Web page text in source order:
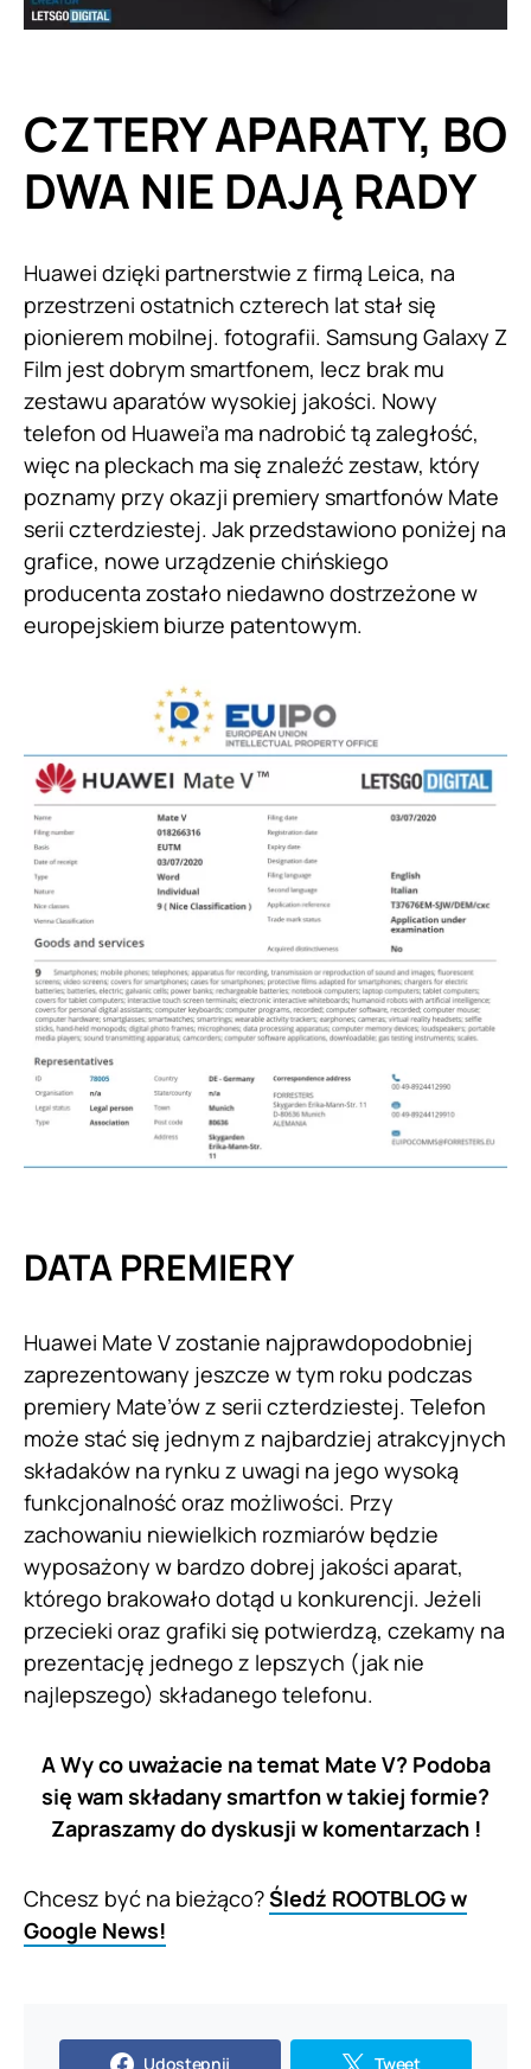
CZTERY APARATY, BO
DWA NIE DAJĄ RADY
Huawei dzięki partnerstwie z firmą Leica, na
przestrzeni ostatnich czterech lat stał się
pionierem mobilnej. fotografii. Samsung Galaxy Z
Film jest dobrym smartfonem, lecz brak mu
zestawu aparatów wysokiej jakości. Nowy
telefon od Huawei’a ma nadrobić tą zaległość,
więc na pleckach ma się znaleźć zestaw, który
poznamy przy okazji premiery smartfonów Mate
serii czterdziestej. Jak przedstawiono poniżej na
grafice, nowe urządzenie chińskiego
producenta zostało niedawno dostrzeżone w
europejskiem biurze patentowym.
DATA PREMIERY
Huawei Mate V zostanie najprawdopodobniej
zaprezentowany jeszcze w tym roku podczas
premiery Mate’ów z serii czterdziestej. Telefon
może stać się jednym z najbardziej atrakcyjnych
składaków na rynku z uwagi na jego wysoką
funkcjonalność oraz możliwości. Przy
zachowaniu niewielkich rozmiarów będzie
wyposażony w bardzo dobrej jakości aparat,
którego brakowało dotąd u konkurencji. Jeżeli
przecieki oraz grafiki się potwierdzą, czekamy na
prezentację jednego z lepszych (jak nie
najlepszego) składanego telefonu.
A Wy co uważacie na temat Mate V? Podoba
się wam składany smartfon w takiej formie?
Zapraszamy do dyskusji w komentarzach !
Chcesz być na bieżąco?Śledź ROOTBLOG w
Google News!
Udostępnij Tweet